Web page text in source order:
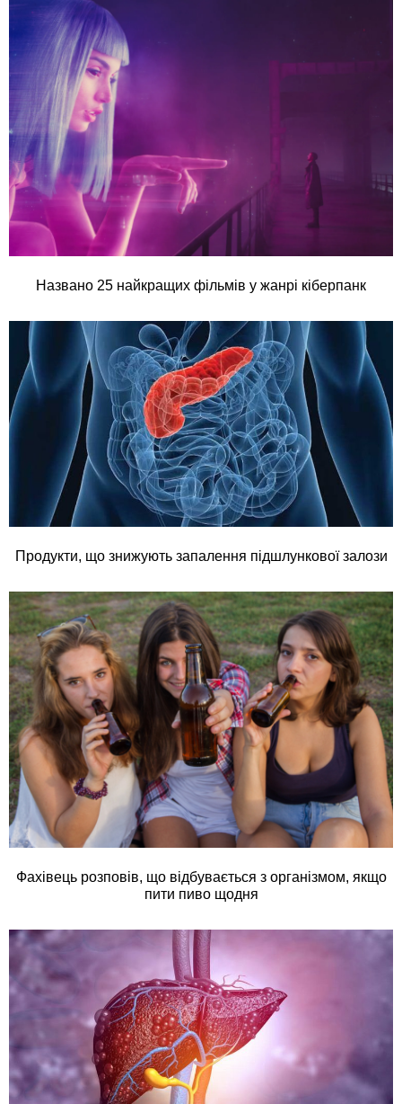
Названо 25 найкращих фільмів у жанрі кіберпанк
Продукти, що знижують запалення підшлункової залози
Фахівець розповів, що відбувається з організмом, якщо
пити пиво щодня